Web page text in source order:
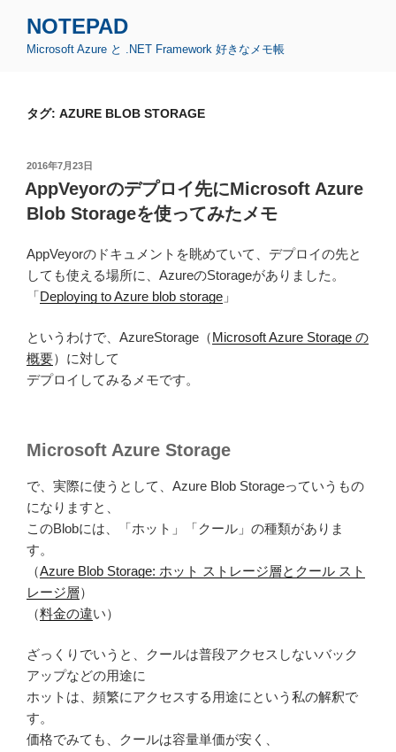
NOTEPAD
Microsoft Azure と .NET Framework 好きなメモ帳
タグ: AZURE BLOB STORAGE
投
稿
日:
2016年7月23日
AppVeyorのデプロイ先にMicrosoft Azure
Blob Storageを使ってみたメモ
AppVeyorのドキュメントを眺めていて、デプロイの先と
しても使える場所に、AzureのStorageがありました。
「Deploying to Azure blob storage 」
というわけで、AzureStorage（Microsoft Azure Storage の
概要）に対して
デプロイしてみるメモです。
Microsoft Azure Storage
で、実際に使うとして、Azure Blob Storageっていうもの
になりますと、
このBlobには、「ホット」「クール」の種類がありま
す。
（Azure Blob Storage: ホット ストレージ層とクール スト
レージ層）
（料金の違い）
ざっくりでいうと、クールは普段アクセスしないバック
アップなどの用途に
ホットは、頻繁にアクセスする用途にという私の解釈で
す。
価格でみても、クールは容量単価が安く、